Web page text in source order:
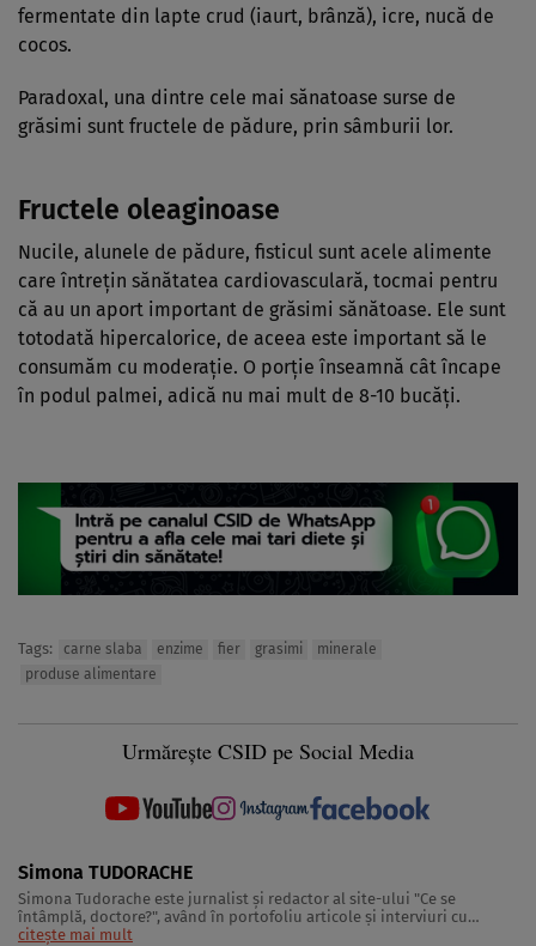
fermentate din lapte crud (iaurt, brânză), icre, nucă de
cocos.
Paradoxal, una dintre cele mai sănatoase surse de
grăsimi sunt fructele de pădure, prin sâmburii lor.
Fructele oleaginoase
Nucile, alunele de pădure, fisticul sunt acele alimente
care întreţin sănătatea cardiovasculară, tocmai pentru
că au un aport important de grăsimi sănătoase. Ele sunt
totodată hipercalorice, de aceea este important să le
consumăm cu moderaţie. O porţie înseamnă cât încape
în podul palmei, adică nu mai mult de 8-10 bucăţi.
Tags: carne slaba enzime fier grasimi
minerale
produse alimentare
Urmărește CSID pe Social Media
Simona TUDORACHE
Simona Tudorache este jurnalist şi redactor al site-ului "Ce se
întâmplă, doctore?", având în portofoliu articole şi interviuri cu
medici, nutriţionişti şi specialişti în activitate fizică. De asemenea,
citește mai mult